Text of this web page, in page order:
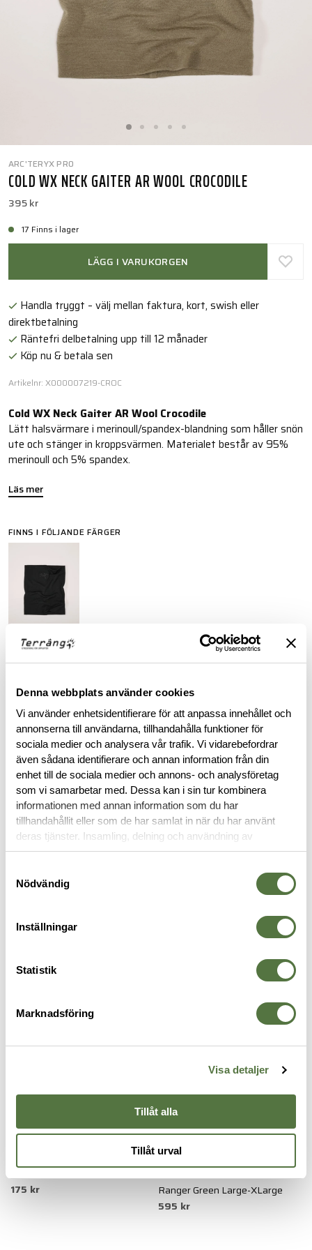
Denna webbplats använder cookies
Vi använder enhetsidentifierare för att anpassa innehållet och
annonserna till användarna, tillhandahålla funktioner för
sociala medier och analysera vår trafik. Vi vidarebefordrar
även sådana identifierare och annan information från din
enhet till de sociala medier och annons- och analysföretag
som vi samarbetar med. Dessa kan i sin tur kombinera
informationen med annan information som du har
tillhandahållit eller som de har samlat in när du har använt
deras tjänster. Insamling, delning och användning av
personuppgifter kan användas för personalisering av
Nödvändig
Inställningar
Statistik
Marknadsföring
Visa detaljer
Tillåt alla
Tillåt urval
ARC'TERYX PRO
COLD WX NECK GAITER AR WOOL CROCODILE
395 kr
17 Finns i lager
LÄGG I VARUKORGEN
Handla tryggt – välj mellan faktura, kort, swish eller
direktbetalning
Räntefri delbetalning upp till 12 månader
Köp nu & betala sen
Artikelnr: X000007219-CROC
Cold WX Neck Gaiter AR Wool Crocodile
Lätt halsvärmare i merinoull/spandex-blandning som håller snön
ute och stänger in kroppsvärmen. Materialet består av 95%
merinoull och 5% spandex.
Läs mer
FINNS I FÖLJANDE FÄRGER
To purchase Arc'teryx LEAF products, you must provide valid
identification confirming your status as an authorized end-
user within law enforcement or military personnel. This
requirement ensures that these specialized products are
accessible to those in professional capacities where they are
intended to be utilized.
BESKRIVNING
BUFF & HUVA
175 kr
ARC'TERYX PRO
Ranger Green Large-XLarge
595 kr